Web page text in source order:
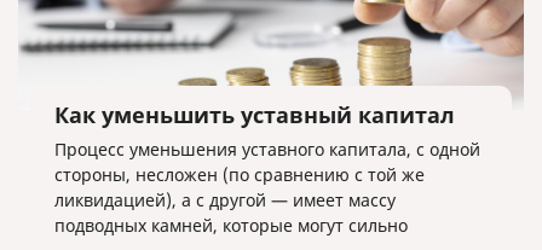
Как уменьшить уставный капитал
Процесс уменьшения уставного капитала, с одной
стороны, несложен (по сравнению с той же
ликвидацией), а с другой — имеет массу
подводных камней, которые могут сильно